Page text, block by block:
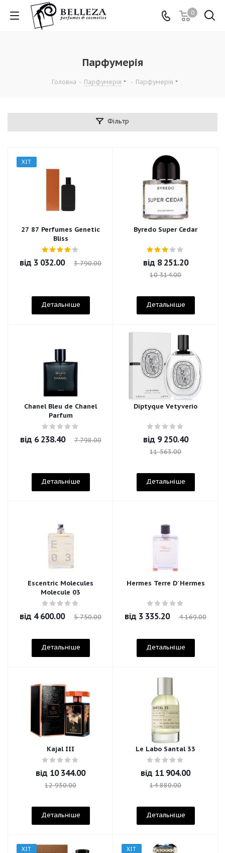
0
Парфумерія
Головна - Парфумерія - Парфумерія
Фільтр
ХІТ
27 87 Perfumes Genetic
Bliss
від 3 032.00 3 790.00
Детальніше
Byredo Super Cedar
від 8 251.20
10 314.00
Детальніше
Chanel Bleu de Chanel
Parfum
від 6 238.40 7 798.00
Детальніше
Diptyque Vetyverio
від 9 250.40
11 563.00
Детальніше
Escentric Molecules
Molecule 03
від 4 600.00 5 750.00
Детальніше
Hermes Terre D`Hermes
від 3 335.20 4 169.00
Детальніше
Kajal III
від 10 344.00
12 930.00
Детальніше
Le Labo Santal 33
від 11 904.00
14 880.00
Детальніше
ХІТ ХІТ